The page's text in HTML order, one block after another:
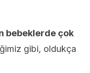
bebeklerde çok
gibi, oldukça